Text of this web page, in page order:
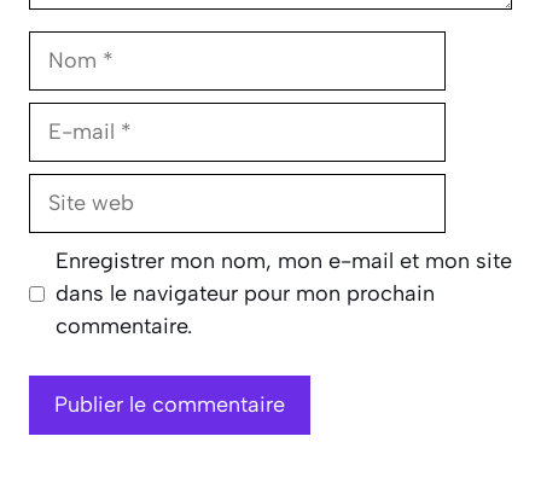
Nom
E-
Site
Enregistrer mon nom, mon e-mail et mon site
dans le navigateur pour mon prochain
commentaire.